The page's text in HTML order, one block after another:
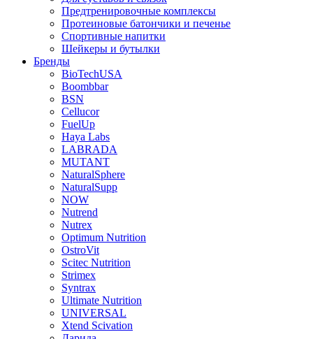
Предтренировочные комплексы
Протеиновые батончики и печенье
Спортивные напитки
Шейкеры и бутылки
Бренды
BioTechUSA
Boombbar
BSN
Cellucor
FuelUp
Haya Labs
LABRADA
MUTANT
NaturalSphere
NaturalSupp
NOW
Nutrend
Nutrex
Optimum Nutrition
OstroVit
Scitec Nutrition
Strimex
Syntrax
Ultimate Nutrition
UNIVERSAL
Xtend Scivation